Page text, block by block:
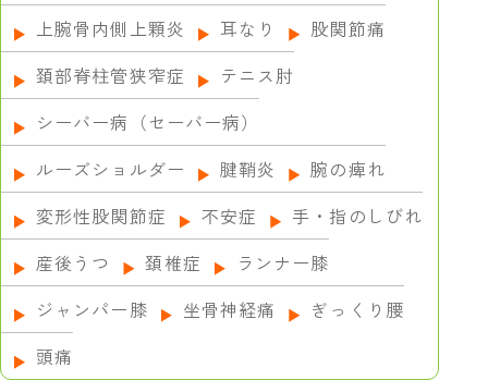
上腕骨内側上顆炎
耳なり
股関節痛
頚部脊柱管狭窄症
テニス肘
シーバー病（セーバー病）
ルーズショルダー
腱鞘炎
腕の痺れ
変形性股関節症
不安症
手・指のしびれ
産後うつ
頚椎症
ランナー膝
ジャンパー膝
坐骨神経痛
ぎっくり腰
頭痛